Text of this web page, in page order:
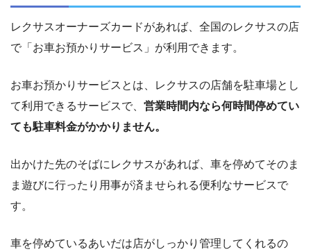
レクサスオーナーズカードがあれば、全国のレクサスの店
で「お車お預かりサービス」が利用できます。
お車お預かりサービスとは、レクサスの店舗を駐車場とし
て利用できるサービスで、 営業時間内なら何時間停めてい
ても駐車料金がかかりません。
出かけた先のそばにレクサスがあれば、車を停めてそのま
ま遊びに行ったり用事が済ませられる便利なサービスで
す。
車を停めているあいだは店がしっかり管理してくれるの